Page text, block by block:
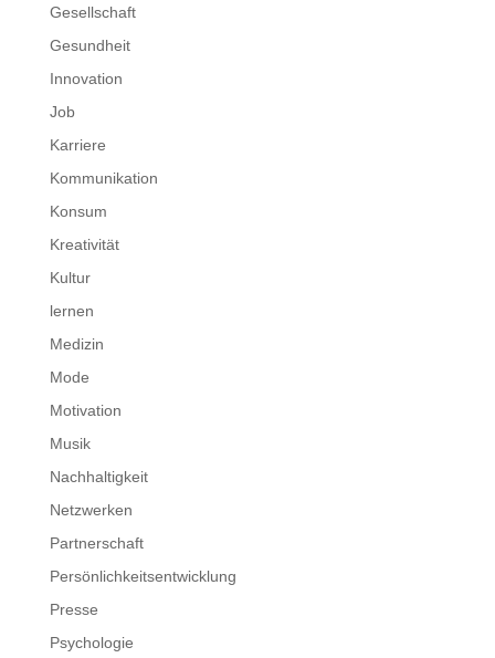
Gesellschaft
Gesundheit
Innovation
Job
Karriere
Kommunikation
Konsum
Kreativität
Kultur
lernen
Medizin
Mode
Motivation
Musik
Nachhaltigkeit
Netzwerken
Partnerschaft
Persönlichkeitsentwicklung
Presse
Psychologie